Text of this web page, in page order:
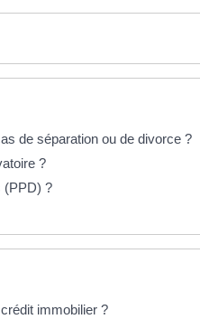
de séparation ou de divorce ?
?
(PPD) ?
immobilier ?